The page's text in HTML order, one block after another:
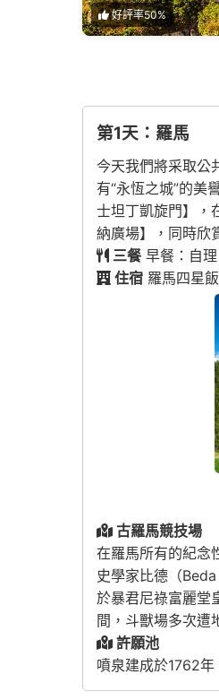
好評率50%
第1天：羅馬
今天我們將采取公
有“永恆之城”的美
士坦丁凱旋門】，
納廣場】，同時欣
三餐早餐：自理
住宿 羅馬四星
古羅馬競技場
在羅馬所有的紀念
史學家比德（
於暴君尼祿富麗堂
間，斗獸場多次遭
許願池
噴泉建成於1762